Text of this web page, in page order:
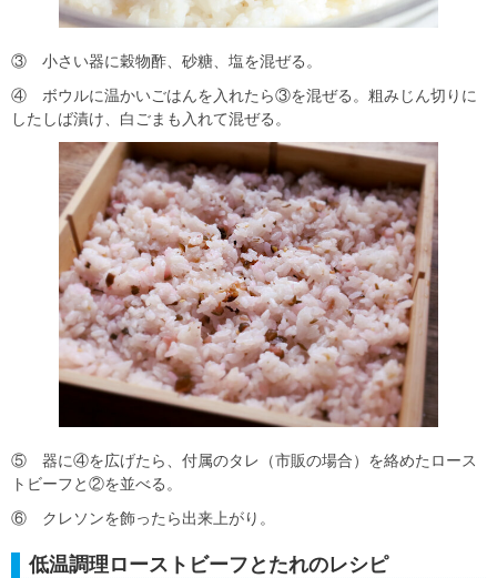
③ 小さい器に穀物酢、砂糖、塩を混ぜる。
④ ボウルに温かいごはんを入れたら③を混ぜる。粗みじん切りに
したしば漬け、白ごまも入れて混ぜる。
⑤ 器に④を広げたら、付属のタレ（市販の場合）を絡めたロース
トビーフと②を並べる。
⑥ クレソンを飾ったら出来上がり。
低温調理ローストビーフとたれのレシピ